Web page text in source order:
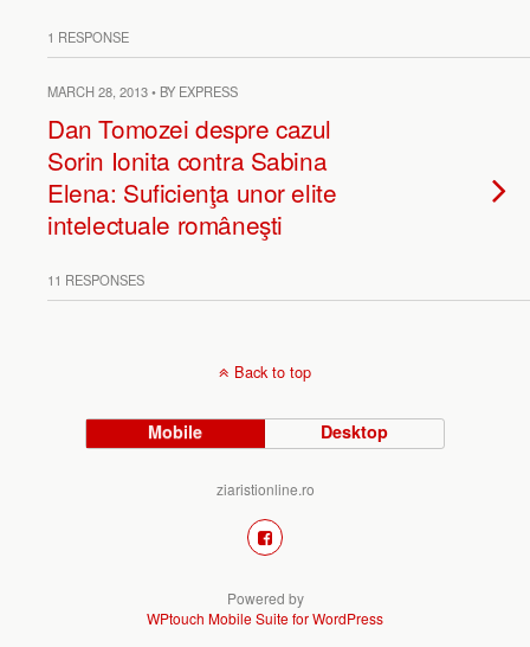
1 RESPONSE
MARCH 28, 2013 • BY EXPRESS
Dan Tomozei despre cazul
Sorin Ionita contra Sabina
Elena: Suficienţa unor elite
intelectuale româneşti
11 RESPONSES
Back to top
Mobile Desktop
ziaristionline.ro
Powered by
WPtouch Mobile Suite for WordPress